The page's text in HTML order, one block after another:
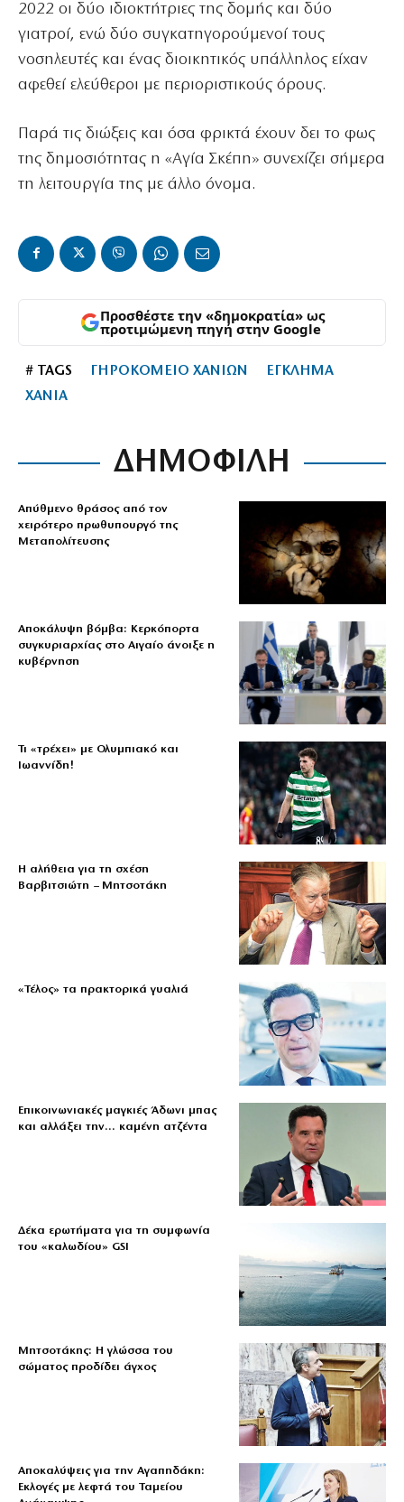
2022 οι δύο ιδιοκτήτριες της δομής και δύο
γιατροί, ενώ δύο συγκατηγορούμενοί τους
νοσηλευτές και ένας διοικητικός υπάλληλος είχαν
αφεθεί ελεύθεροι με περιοριστικούς όρους.
Παρά τις διώξεις και όσα φρικτά έχουν δει το φως
της δημοσιότητας η «Αγία Σκέπη» συνεχίζει σήμερα
τη λειτουργία της με άλλο όνομα.
Προσθέστε την «δημοκρατία» ως
προτιμώμενη πηγή στην Google
# TAGS ΓΗΡΟΚΟΜΕΙΟ ΧΑΝΙΩΝ
ΕΓΚΛΗΜΑ
ΧΑΝΙΑ
ΔΗΜΟΦΙΛΗ
Απύθμενο θράσος από τον
χειρότερο πρωθυπουργό της
Μεταπολίτευσης
Αποκάλυψη βόμβα: Κερκόπορτα
συγκυριαρχίας στο Αιγαίο άνοιξε η
κυβέρνηση
Τι «τρέχει» με Ολυμπιακό και
Ιωαννίδη!
Η αλήθεια για τη σχέση
Βαρβιτσιώτη – Μητσοτάκη
«Τέλος» τα πρακτορικά γυαλιά
Επικοινωνιακές μαγκιές Άδωνι μπας
και αλλάξει την… καμένη ατζέντα
Δέκα ερωτήματα για τη συμφωνία
του «καλωδίου» GSI
Μητσοτάκης: Η γλώσσα του
σώματος προδίδει άγχος
Αποκαλύψεις για την Αγαπηδάκη:
Εκλογές με λεφτά του Ταμείου